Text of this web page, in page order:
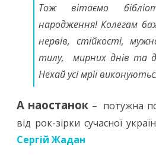
Тож вітаємо
народження! Колегам
нервів, стійкості,
тилу, мирних днів та
Нехай усі мрії
А наостанок – потужна
від рок-зірки сучасної
Сергій Жадан